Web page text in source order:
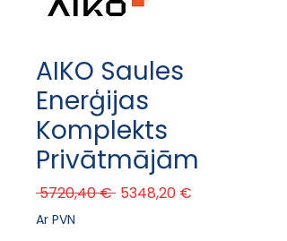
AIKO Saules
Enerģijas
Komplekts
Privātmājām
5720,40 € Parastā cena
5348,20 €
Ar PVN